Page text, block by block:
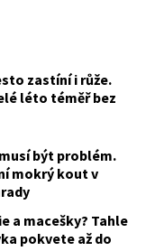
zastíní i růže.
léto téměř bez
být problém.
mokrý kout v
a macešky? Tahle
pokvete až do